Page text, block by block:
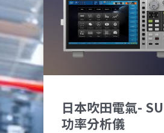
日本吹田電氣-
功率分析儀